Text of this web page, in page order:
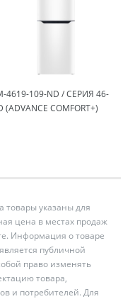
4619-109-ND / СЕРИЯ 46-
(ADVANCE COMFORT+)
указаны для
цена в местах продаж
Информация о товаре
публичной
право изменять
товара,
и потребителей. Для